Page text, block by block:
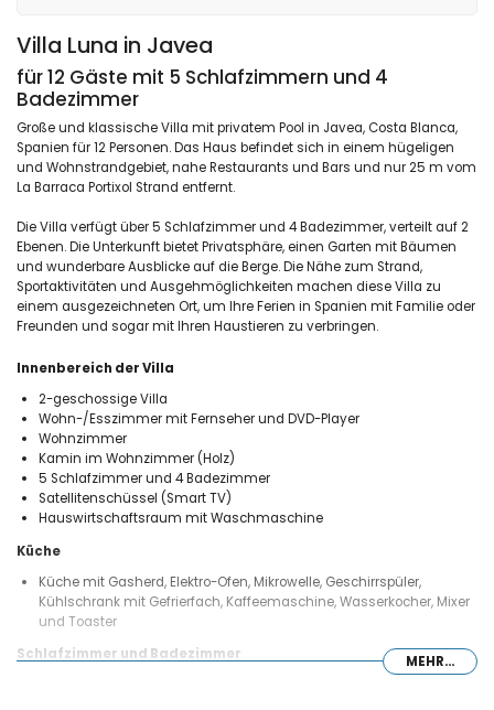
Villa Luna in Javea
für 12 Gäste mit 5 Schlafzimmern und 4
Badezimmer
Große und klassische Villa mit privatem Pool in Javea, Costa Blanca,
Spanien für 12 Personen. Das Haus befindet sich in einem hügeligen
und Wohnstrandgebiet, nahe Restaurants und Bars und nur 25 m vom
La Barraca Portixol Strand entfernt.
Die Villa verfügt über 5 Schlafzimmer und 4 Badezimmer, verteilt auf 2
Ebenen. Die Unterkunft bietet Privatsphäre, einen Garten mit Bäumen
und wunderbare Ausblicke auf die Berge. Die Nähe zum Strand,
Sportaktivitäten und Ausgehmöglichkeiten machen diese Villa zu
einem ausgezeichneten Ort, um Ihre Ferien in Spanien mit Familie oder
Freunden und sogar mit Ihren Haustieren zu verbringen.
Innenbereich der Villa
2-geschossige Villa
Wohn-/Esszimmer mit Fernseher und DVD-Player
Wohnzimmer
Kamin im Wohnzimmer (Holz)
5 Schlafzimmer und 4 Badezimmer
Satellitenschüssel (Smart TV)
Hauswirtschaftsraum mit Waschmaschine
Küche
Küche mit Gasherd, Elektro-Ofen, Mikrowelle, Geschirrspüler,
Kühlschrank mit Gefrierfach, Kaffeemaschine, Wasserkocher, Mixer
und Toaster
Schlafzimmer und Badezimmer
MEHR...